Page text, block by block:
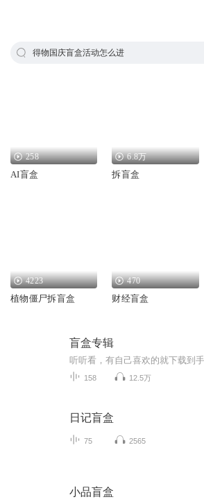
得物国庆盲盒活动怎么进
258
AI盲盒
6.8万
拆盲盒
4223
植物僵尸拆盲盒
470
财经盲盒
盲盒专辑
158 12.5万
日记盲盒
75 2565
小品盲盒